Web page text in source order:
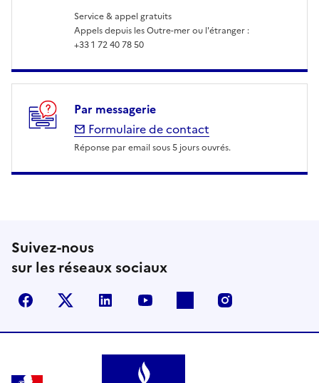
Service & appel gratuits
Appels depuis les Outre-mer ou l'étranger :
+33 1 72 40 78 50
Par messagerie
Formulaire de contact
Réponse par email sous 5 jours ouvrés.
Suivez-nous
sur les réseaux sociaux
FacebookX (anciennement Twitter)
LinkedIn Flickr